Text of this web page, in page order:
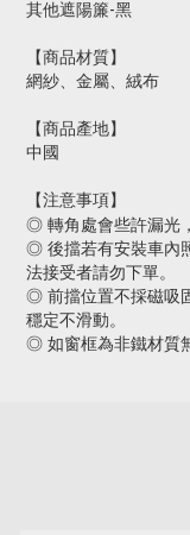
其他遮陽簾-黑
【商品材質】
網紗、金屬、絨布
【商品產地】
中國
【注意事項】
◎ 轉角處會些許漏光
◎ 後擋若有安裝車內
法接受者請勿下單。
◎ 前擋位置不採磁吸
穩定不滑動。
◎ 如窗框為非鐵材質